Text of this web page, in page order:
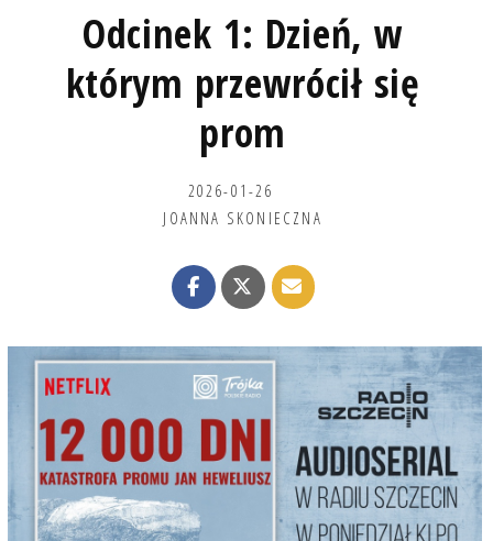
Odcinek 1: Dzień, w
którym przewrócił się
prom
2026-01-26
JOANNA SKONIECZNA